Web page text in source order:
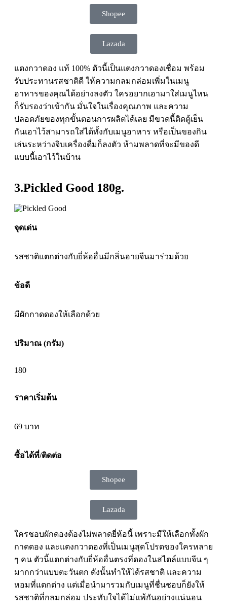
Shopee
Lazada
แตงกวาดอง แท้ 100% ตัวนี้เป็นแตงกวาดองเชื่อม พร้อม
รับประทานรสชาติดี ให้ความกลมกล่อมเพิ่มในเมนู
อาหารของคุณได้อย่างลงตัว ใครอยากเอามาใส่เมนูไหน
ก็รับรองว่าเข้ากัน มั่นใจในเรื่องคุณภาพ และความ
ปลอดภัยของทุกขั้นตอนการผลิตได้เลย มีขวดนี้ติดตู้เย็น
กันเอาไว้สามารถใส่ได้ทั้งกับเมนูอาหาร หรือเป็นของกิน
เล่นระหว่างจิบเครื่องดื่มก็ลงตัว ห้ามพลาดที่จะมีของดี
แบบนี้เอาไว้ในบ้าน
3.Pickled Good 180g.
จุดเด่น
รสชาติแตกต่างกับยี่ห้ออื่นมีกลิ่นอายจีนมาร่วมด้วย
ข้อดี
มีผักกาดดองให้เลือกด้วย
ปริมาณ (กรัม)
180
ราคาเริ่มต้น
69 บาท
ซื้อได้ที่/ติดต่อ
Shopee
Lazada
ใครชอบผักดองต้องไม่พลาดยี่ห้อนี้ เพราะมีให้เลือกทั้งผัก
กาดดอง และแตงกวาดองที่เป็นเมนูสุดโปรดของใครหลาย
ๆ คน ตัวนี้แตกต่างกับยี่ห้ออื่นตรงที่ดองในสไตล์แบบจีน ๆ
มากกว่าแบบตะวันตก ดังนั้นทำให้ได้รสชาติ และความ
หอมที่แตกต่าง แต่เมื่อนำมารวมกับเมนูที่ชื่นชอบก็ยังให้
รสชาติที่กลมกล่อม ประทับใจได้ไม่แพ้กันอย่างแน่นอน